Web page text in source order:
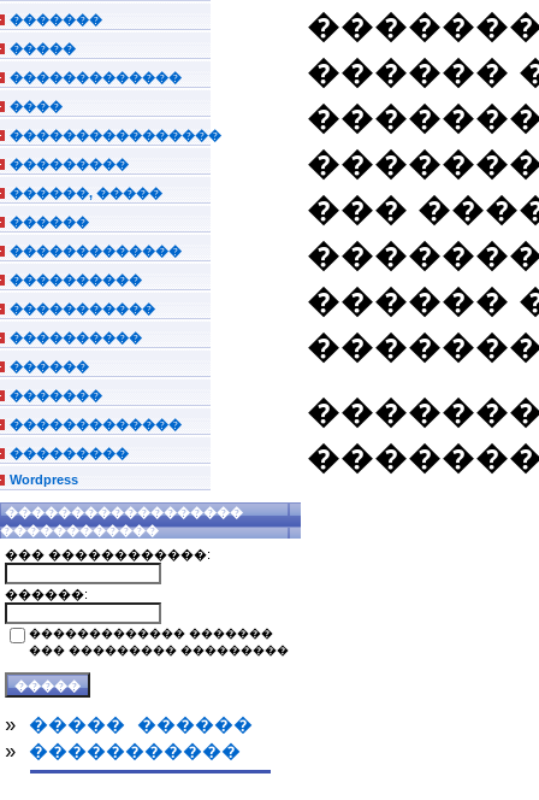
�������
�����
�������������
����
����������������
���������
������, �����
������
�������������
����������
�����������
����������
������
�������
�������������
���������
Wordpress
������������������
������������
��� ������������:
������:
������������� �������
��� ��������� ���������
» ����� ������
» �����������
������
���
������